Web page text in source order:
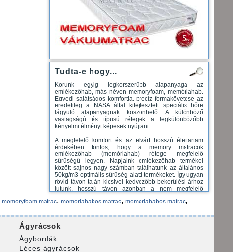
Tudta-e hogy...
Korunk egyig legkorszerűbb alapanyaga az
emlékezőhab, más néven memoryfoam, memóriahab.
Egyedi sajátságos komfortja, precíz formakövetése az
eredetileg a NASA által kifejlesztett speciális hőre
lágyuló alapanyagnak köszönhető. A különböző
vastagságú és típusú rétegek a legkülönbözőbb
kényelmi élményt képesek nyújtani.
A megfelelő komfort és az elvárt hosszú élettartam
érdekében fontos, hogy a memory matracok
emlékezőhab (memóriahab) rétege megfelelő
sűrűségű legyen. Napjaink emlékezőhab termékei
között sajnos nagy számban találhatunk az általános
50kg/m3 optimális sűrűség alatti termékeket. Így ugyan
rövid távon talán kicsivel kedvezőbb bekerülési árhoz
jutunk, hosszú távon azonban a nem megfelelő
károsodáshoz, alakváltozáshoz vezet. Magyarul
Emlékező hab - Memory Foam - Azt mondják, hogy
memory visco elasztikus hab a legnagyobb áttörést
jelentette az alvásiparban, amióta a Marshall rugók
(zsákrugók) bevezetésre kerültek a matracokba 1925-
memoryfoam matrac, memoriahabos matrac, memóriahabos matrac,
Ágyrácsok
Ágybordák
Léces ágyrácsok